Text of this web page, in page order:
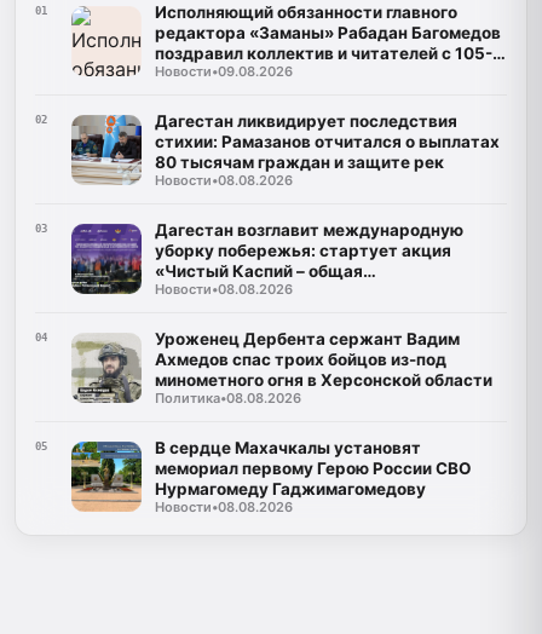
01
Исполняющий обязанности главного
редактора «Заманы» Рабадан Багомедов
поздравил коллектив и читателей с 105-
летним юбилеем газеты
Новости•09.08.2026
02
Дагестан ликвидирует последствия
стихии: Рамазанов отчитался о выплатах
80 тысячам граждан и защите рек
Новости•08.08.2026
03
Дагестан возглавит международную
уборку побережья: стартует акция
«Чистый Каспий – общая
ответственность»
Новости•08.08.2026
04
Уроженец Дербента сержант Вадим
Ахмедов спас троих бойцов из-под
минометного огня в Херсонской области
Политика•08.08.2026
05
В сердце Махачкалы установят
мемориал первому Герою России СВО
Нурмагомеду Гаджимагомедову
Новости•08.08.2026